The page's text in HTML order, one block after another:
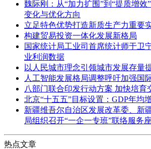
魏际刚：从“加力扩围”到“提质增效
变化与优化方向
立足特色优势打造新质生产力重要
构建贸易投资一体化发展新格局
国家统计局工业司首席统计师于卫
业利润数据
以人民城市理念引领城市发展存量
人工智能发展格局调整呼吁加强国
八部门联合印发行动方案 加快培育
北京“十五五”目标设置：GDP年均
新疆维吾尔自治区发展改革委、新
局组织召开“一企一专班”联络服务
热点文章